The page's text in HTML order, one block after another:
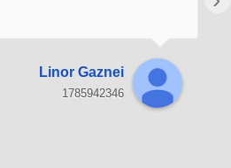
Linor Gaznei
1785942346